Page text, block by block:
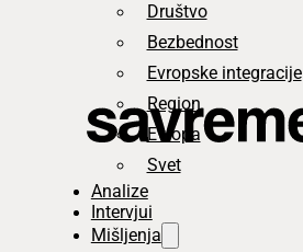
Društvo
Bezbednost
Evropske integracije
Region
Evropa
Svet
Analize
Intervjui
Mišljenja